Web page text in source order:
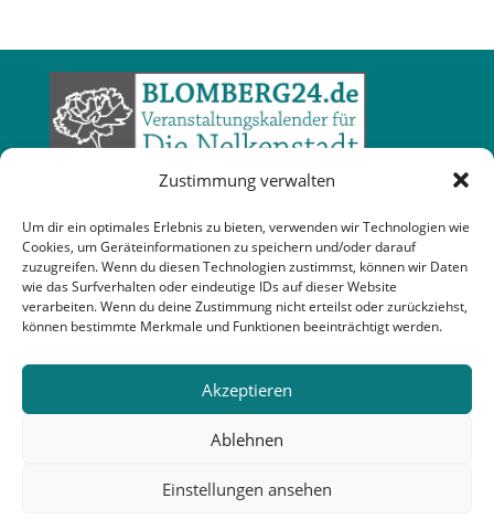
Zustimmung verwalten
Um dir ein optimales Erlebnis zu bieten, verwenden wir Technologien wie
Cookies, um Geräteinformationen zu speichern und/oder darauf
zuzugreifen. Wenn du diesen Technologien zustimmst, können wir Daten
wie das Surfverhalten oder eindeutige IDs auf dieser Website
verarbeiten. Wenn du deine Zustimmung nicht erteilst oder zurückziehst,
können bestimmte Merkmale und Funktionen beeinträchtigt werden.
Akzeptieren
Ablehnen
Einstellungen ansehen